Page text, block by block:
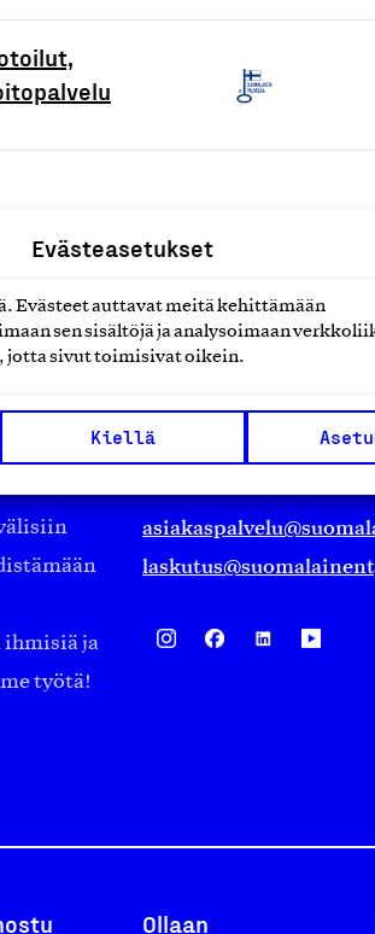
Evästeasetukset
Evästeet auttavat meitä kehittämään
sen sisältöjä ja analysoimaan
jotta sivut toimisivat oikein.
Kiellä
ihmisiä ja
työtä!
Suomalainen työ ry
Eteläranta 14,
00130 Helsinki
Ollaan